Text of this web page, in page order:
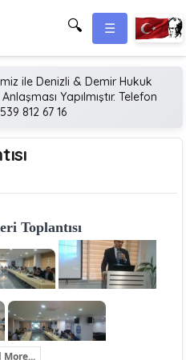
🔍 ☰
ile Denizli & Demir Hukuk
Yapılmıştır. Telefon
812 67 16
Toplantısı
More...